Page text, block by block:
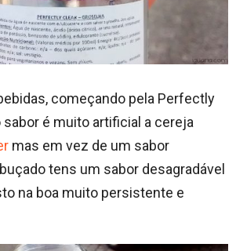
começando pela Perfectly
sabor é muito artificial a cereja
mas em vez de um sabor
tens um sabor desagradável
na boa muito persistente e